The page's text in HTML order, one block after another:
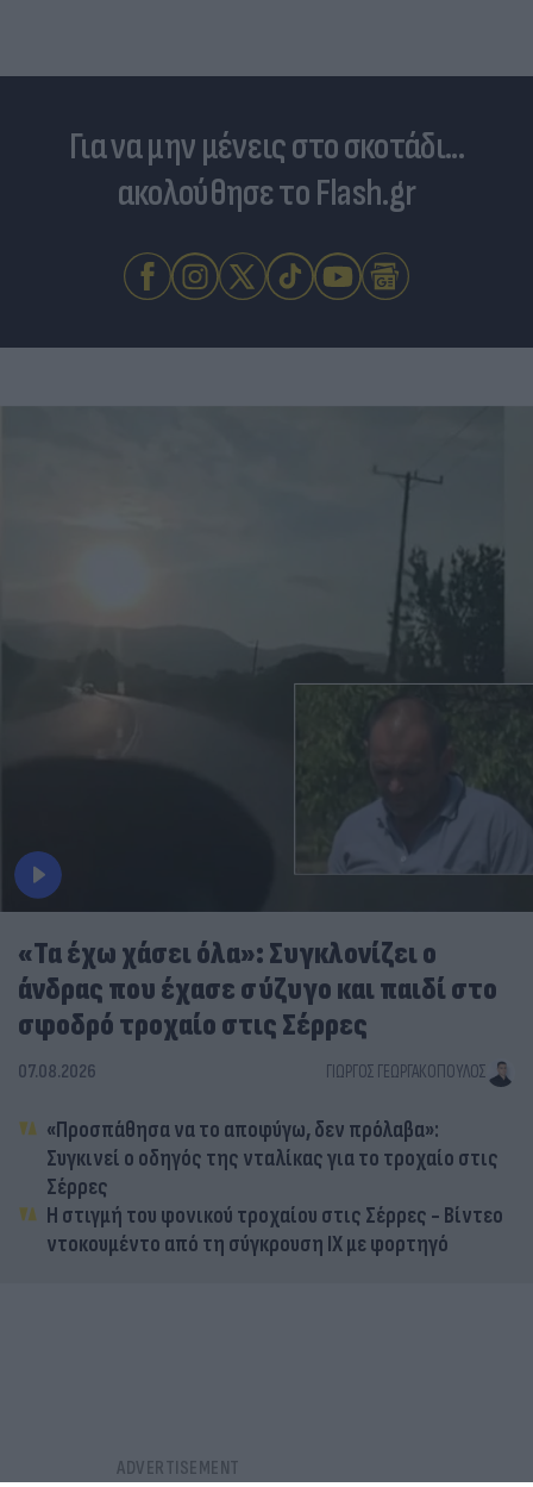
Για να μην μένεις στο σκοτάδι...
ακολούθησε το Flash.gr
«Τα έχω χάσει όλα»: Συγκλονίζει ο
άνδρας που έχασε σύζυγο και παιδί στο
σφοδρό τροχαίο στις Σέρρες
07.08.2026 ΓΙΏΡΓΟΣ ΓΕΩΡΓΑΚΌΠΟΥΛΟΣ
«Προσπάθησα να το αποφύγω, δεν πρόλαβα»:
Συγκινεί ο οδηγός της νταλίκας για το τροχαίο στις
Σέρρες
Η στιγμή του φονικού τροχαίου στις Σέρρες - Βίντεο
ντοκουμέντο από τη σύγκρουση ΙΧ με φορτηγό